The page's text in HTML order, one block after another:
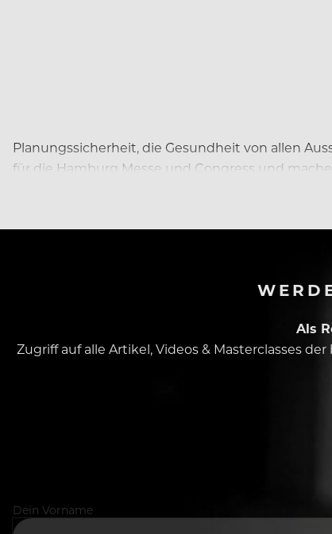
Planungssicherheit, die Gesundheit von allen
für die Hamburg Messe und Congress und
Als
Zugriff auf alle Artikel, Videos & Masterclasses
Dein Vorname